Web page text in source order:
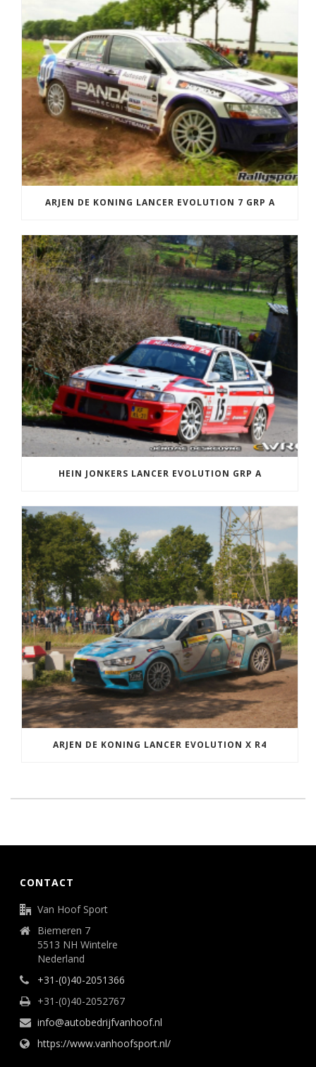
ARJEN DE KONING LANCER EVOLUTION 7 GRP A
HEIN JONKERS LANCER EVOLUTION GRP A
ARJEN DE KONING LANCER EVOLUTION X R4
CONTACT
Van Hoof Sport
Biemeren 7
5513 NH Wintelre
Nederland
+31-(0)40-2051366
+31-(0)40-2052767
info@autobedrijfvanhoof.nl
https://www.vanhoofsport.nl/